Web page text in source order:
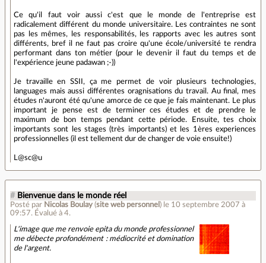
Ce qu'il faut voir aussi c'est que le monde de l'entreprise est
radicalement différent du monde universitaire. Les contraintes ne sont
pas les mêmes, les responsabilités, les rapports avec les autres sont
différents, bref il ne faut pas croire qu'une école/université te rendra
performant dans ton métier (pour le devenir il faut du temps et de
l'expérience jeune padawan ;-))
Je travaille en SSII, ça me permet de voir plusieurs technologies,
languages mais aussi différentes oragnisations du travail. Au final, mes
études n'auront été qu'une amorce de ce que je fais maintenant. Le plus
important je pense est de terminer ces études et de prendre le
maximum de bon temps pendant cette période. Ensuite, tes choix
importants sont les stages (très importants) et les 1ères experiences
professionnelles (il est tellement dur de changer de voie ensuite!)
L@sc@u
# Bienvenue dans le monde réel
Posté par Nicolas Boulay (site web personnel ) le 10 septembre 2007 à
09:57. Évalué à 4.
L'image que me renvoie epita du monde professionnel
me débecte profondément : médiocrité et domination
de l'argent.